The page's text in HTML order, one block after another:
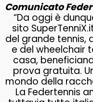
Comunicato
“Da oggi è
sito
del grande tennis,
e del wheelchair
casa,
prova gratuita.
mondo della
La Federtennis